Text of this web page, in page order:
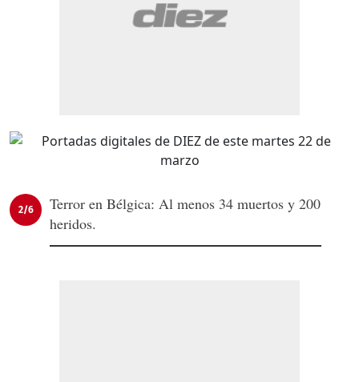
2/6
Terror en Bélgica: Al menos 34 muertos y 200
heridos.